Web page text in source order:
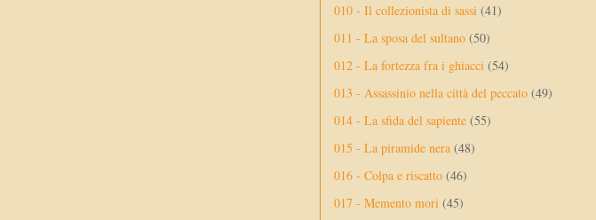
010 - Il collezionista di sassi (41)
011 - La sposa del sultano (50)
012 - La fortezza fra i ghiacci (54)
013 - Assassinio nella città del peccato (49)
014 - La sfida del sapiente (55)
015 - La piramide nera (48)
016 - Colpa e riscatto (46)
017 - Memento mori (45)